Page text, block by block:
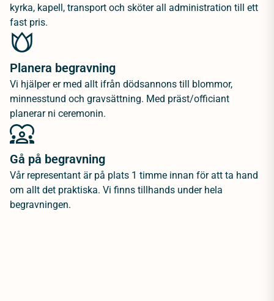
kyrka, kapell, transport och sköter all administration till ett
fast pris.
Planera begravning
Vi hjälper er med allt ifrån dödsannons till blommor,
minnesstund och gravsättning. Med präst/officiant
planerar ni ceremonin.
Gå på begravning
Vår representant är på plats 1 timme innan för att ta hand
om allt det praktiska. Vi finns tillhands under hela
begravningen.